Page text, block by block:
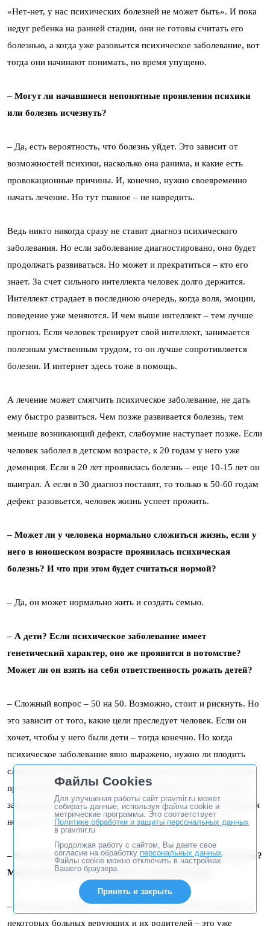
«Нет-нет, у нас психических болезней не может быть». И пока
недуг ребенка на ранней стадии, они не готовы считать его
болезнью, а когда уже разовьется психическое заболевание, вот
тогда они начинают понимать, но время упущено.
– Могут ли начавшиеся непонятные проявления психики
или болезнь исчезнуть?
– Да, есть вероятность, что болезнь уйдет. Это зависит от
возможностей психики, насколько она ранима, и какие есть
провокационные причины. И, конечно, нужно своевременно
начать лечение. Но тут главное – не навредить.
Ведь никто никогда сразу не ставит диагноз психического
заболевания. Но если заболевание диагностировано, оно будет
продолжать развиваться. Но может и прекратиться – кто его
знает. За счет сильного интеллекта человек долго держится.
Интеллект страдает в последнюю очередь, когда воля, эмоции,
поведение уже меняются. И чем выше интеллект – тем лучше
прогноз. Если человек тренирует свой интеллект, занимается
полезным умственным трудом, то он лучше сопротивляется
болезни. И интернет здесь тоже в помощь.
А лечение может смягчить психическое заболевание, не дать
ему быстро развиться. Чем позже развивается болезнь, тем
меньше возникающий дефект, слабоумие наступает позже. Если
человек заболел в детском возрасте, к 20 годам у него уже
деменция. Если в 20 лет проявилась болезнь – еще 10-15 лет он
выиграл. А если в 30 диагноз поставят, то только к 50-60 годам
дефект разовьется, человек жизнь успеет прожить.
– Может ли у человека нормально сложиться жизнь, если у
него в юношеском возрасте проявилась психическая
болезнь? И что при этом будет считаться нормой?
– Да, он может нормально жить и создать семью.
– А дети? Если психическое заболевание имеет
генетический характер, оно же проявится в потомстве?
Может ли он взять на себя ответственность рожать детей?
– Сложный вопрос – 50 на 50. Возможно, стоит и рискнуть. Но
это зависит от того, какие цели преследует человек. Если он
хочет, чтобы у него были дети – тогда конечно. Но когда
психическое заболевание явно выражено, нужно ли плодить
слабоумных?! Есть комиссии с участием психиатров, которые
принимают решение делать женщине аборт по психическому
заболеванию. Потому что в следующем поколении заболевания
не будет, а через поколение может выскочить. Божья воля.
– Как вера в Бога помогает при психических заболеваниях?
Может ли больной вылечиться с помощью веры?
– Надо верить в Бога – без всякого сомнения. Но я смотрю на
некоторых больных верующих и их родителей – это уже
Файлы Cookies
Для улучшения работы сайт pravmir.ru может
собирать данные, используя файлы cookie и
метрические программы. Это соответствует
Политике обработки и защиты персональных данных
в pravmir.ru
Продолжая работу с сайтом, Вы даете свое
согласие на обработку персональных данных.
Файлы cookie можно отключить в настройках
Вашего браузера.
Принять и закрыть